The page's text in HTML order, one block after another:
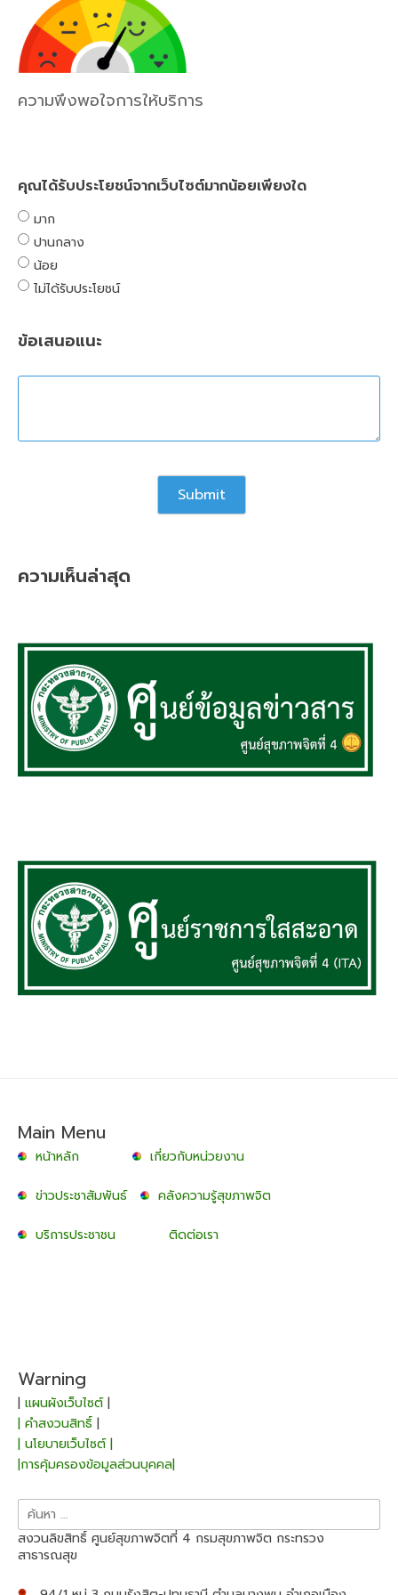
ความพึงพอใจการให้บริการ
คุณได้รับประโยชน์จากเว็บไซต์มากน้อยเพียงใด
มาก
ปานกลาง
น้อย
ไม่ได้รับประโยชน์
ข้อเสนอแนะ
ความเห็นล่าสุด
Main Menu
หน้าหลัก เกี่ยวกับหน่วยงาน
ข่าวประชาสัมพันธ์ คลังความรู้สุขภาพจิต
บริการประชาชน ติดต่อเรา
Warning
| แผนผังเว็บไซต์|
| คำสงวนสิทธิ์ |
| นโยบายเว็บไซต์ |
|การคุ้มครองข้อมูลส่วนบุคคล|
ค้นหา
สำหรับ:
สงวนลิขสิทธิ์ ศูนย์สุขภาพจิตที่ 4 กรมสุขภาพจิต กระทรวง
สาธารณสุข